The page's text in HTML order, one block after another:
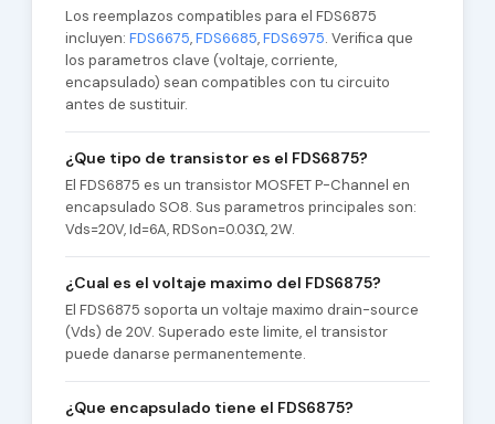
Los reemplazos compatibles para el FDS6875
incluyen: FDS6675,FDS6685,FDS6975. Verifica que
los parametros clave (voltaje, corriente,
encapsulado) sean compatibles con tu circuito
antes de sustituir.
¿Que tipo de transistor es el FDS6875?
El FDS6875 es un transistor MOSFET P-Channel en
encapsulado SO8. Sus parametros principales son:
Vds=20V, Id=6A, RDSon=0.03Ω, 2W.
¿Cual es el voltaje maximo del FDS6875?
El FDS6875 soporta un voltaje maximo drain-source
(Vds) de 20V. Superado este limite, el transistor
puede danarse permanentemente.
¿Que encapsulado tiene el FDS6875?